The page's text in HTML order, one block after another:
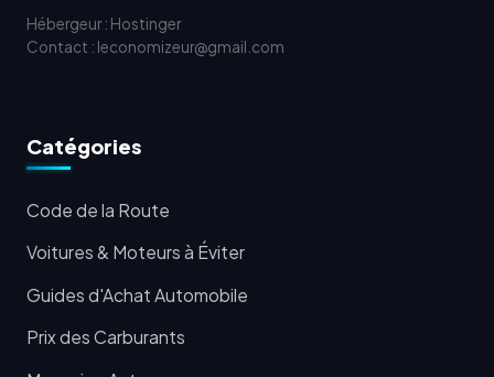
Hébergeur : Hostinger
Contact : leconomizeur@gmail.com
Catégories
Code de la Route
Voitures & Moteurs à Éviter
Guides d'Achat Automobile
Prix des Carburants